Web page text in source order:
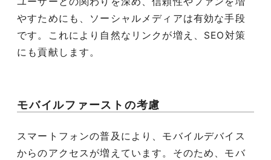
やすためにも、ソーシャルメディアは有効な手段
です。これにより自然なリンクが増え、SEO対策
にも貢献します。
モバイルファーストの考慮
スマートフォンの普及により、モバイルデバイス
からのアクセスが増えています。そのため、モバ